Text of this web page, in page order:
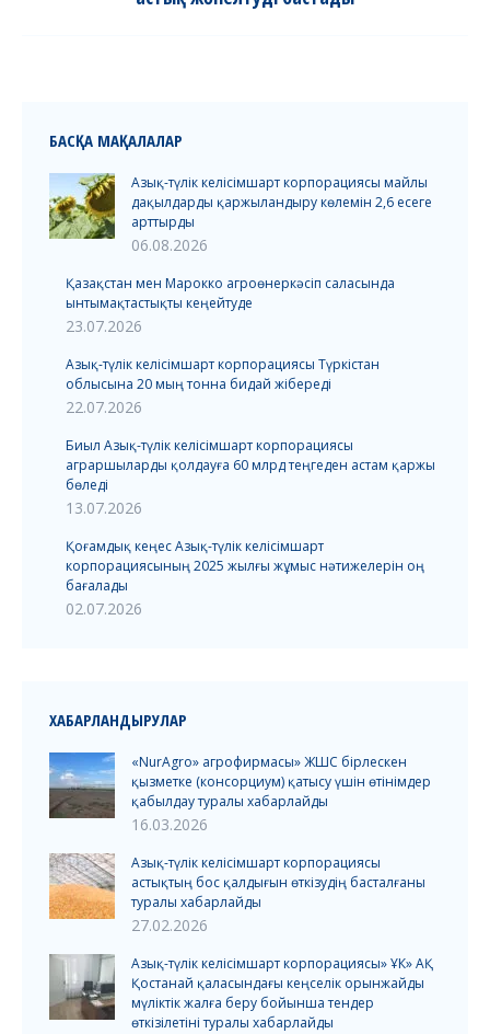
post:
БАСҚА МАҚАЛАЛАР
Азық-түлік келісімшарт корпорациясы майлы
дақылдарды қаржыландыру көлемін 2,6 есеге
арттырды
06.08.2026
Қазақстан мен Марокко агроөнеркәсіп саласында
ынтымақтастықты кеңейтуде
23.07.2026
Азық-түлік келісімшарт корпорациясы Түркістан
облысына 20 мың тонна бидай жібереді
22.07.2026
Биыл Азық-түлік келісімшарт корпорациясы
аграршыларды қолдауға 60 млрд теңгеден астам қаржы
бөледі
13.07.2026
Қоғамдық кеңес Азық-түлік келісімшарт
корпорациясының 2025 жылғы жұмыс нәтижелерін оң
бағалады
02.07.2026
ХАБАРЛАНДЫРУЛАР
«NurAgro» агрофирмасы» ЖШС бірлескен
қызметке (консорциум) қатысу үшін өтінімдер
қабылдау туралы хабарлайды
16.03.2026
Азық-түлік келісімшарт корпорациясы
астықтың бос қалдығын өткізудің басталғаны
туралы хабарлайды
27.02.2026
Азық-түлік келісімшарт корпорациясы» ҰК» АҚ
Қостанай қаласындағы кеңселік орынжайды
мүліктік жалға беру бойынша тендер
өткізілетіні туралы хабарлайды